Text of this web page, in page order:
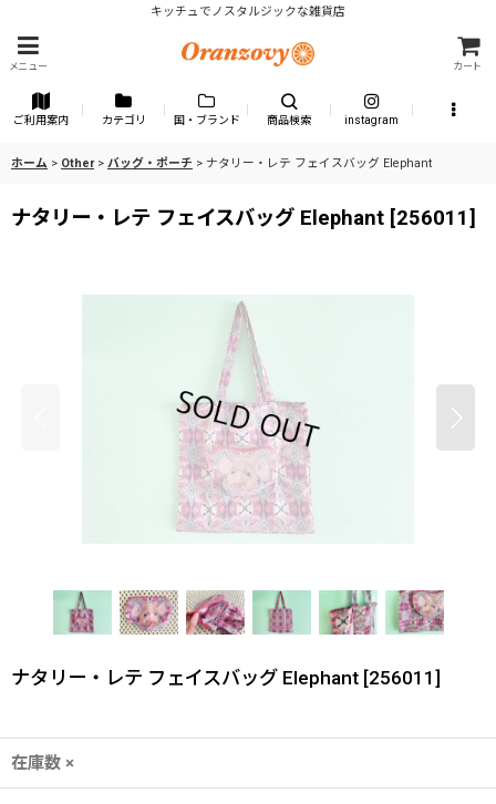
キッチュでノスタルジックな雑貨店
メニュー カート
ご利用案内 カテゴリ 国・ブランド 商品検索 instagram
ホーム > Other > バッグ・ポーチ > ナタリー・レテ フェイスバッグ Elephant
ナタリー・レテ フェイスバッグ Elephant [256011]
ナタリー・レテ フェイスバッグ Elephant [256011 ]
在庫数 ×